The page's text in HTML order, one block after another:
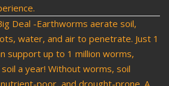
Deal -Earthworms aerate soil,
water, and air to penetrate. Just 1
support up to 1 million worms,
a year! Without worms, soil